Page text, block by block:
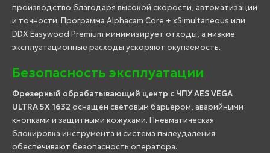
производство благодаря высокой скорости, автоматизации
и точности. Программа Alphacam Core + xSimultaneous или
DDX Easywood Premium минимизирует отходы, а низкие
эксплуатационные расходы ускоряют окупаемость.
Безопасность эксплуатации
Фрезерный обрабатывающий центр с ЧПУ AES VEGA
ULTRA 5X 1632 оснащен световым барьером, аварийными
кнопками и защитными кожухами. Пневматическая
блокировка инструмента и система пылеудаления
обеспечивают безопасность оператора.